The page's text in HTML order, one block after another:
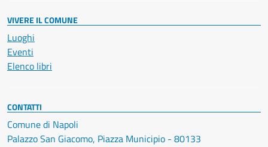
VIVERE IL COMUNE
Luoghi
Eventi
Elenco libri
CONTATTI
Comune di Napoli
Palazzo San Giacomo, Piazza Municipio - 80133